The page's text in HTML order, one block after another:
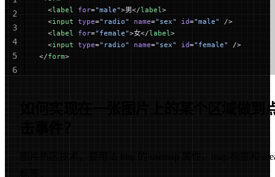
  <
label for="male">男</label >
  <
input type="radio" name="sex" id="male"
/>
  <
label for="female">女</label >
  <
input type="radio" name="sex" id="female"
/>
</form>
2
3
4
5
6
如何实现在一张图片上的某个区域做到
击事件？
图片热区技术，要用法 img 的 usemap 属性，map 标签和